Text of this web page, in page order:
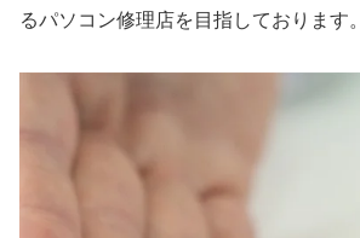
るパソコン修理店を目指しております。